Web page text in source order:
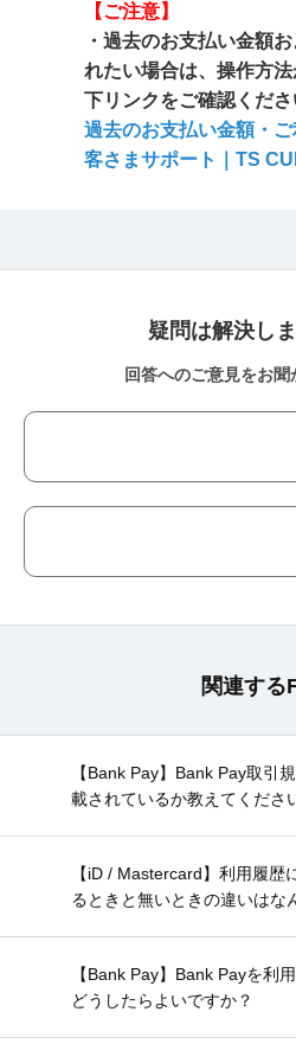
【ご注意】
・過去のお支払い金額
れたい場合は、操作方
下リンクをご確認くださ
過去のお支払い金額・
客さまサポート｜TS
疑問は解決し
回答へのご意見をお聞
関連する
【Bank Pay】Bank Pay取引
載されているか教えてくださ
【iD / Mastercard】利用履歴
るときと無いときの違いはな
【Bank Pay】Bank Payを利
どうしたらよいですか？